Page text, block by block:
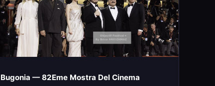
Bugonia — 82Eme Mostra Del Cinema